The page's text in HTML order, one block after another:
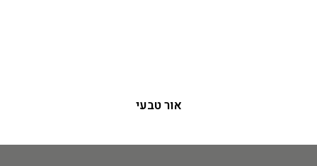
אור טבעי